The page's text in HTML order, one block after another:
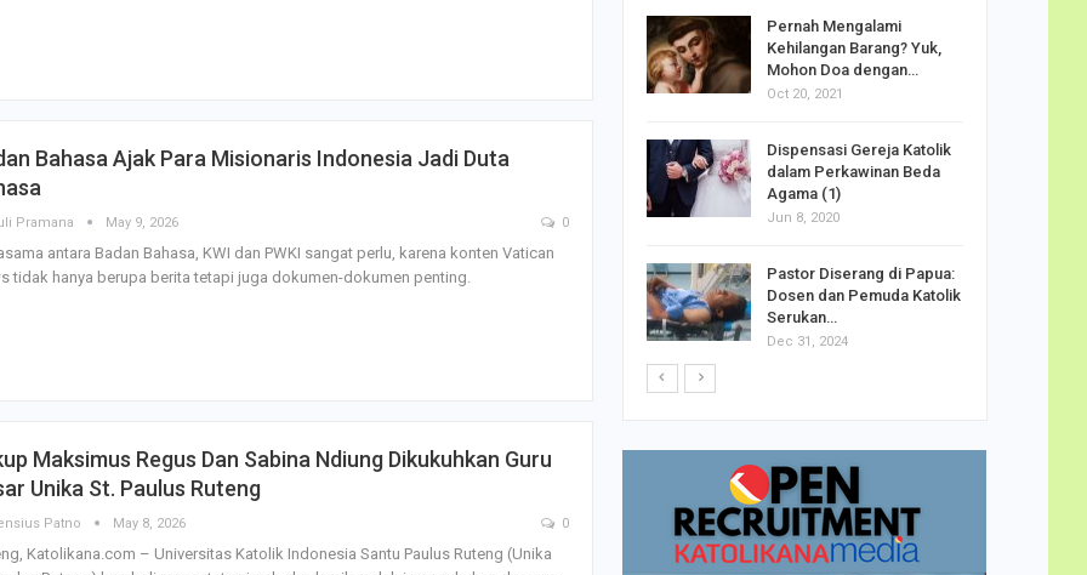
Bahasa Ajak Para Misionaris Indonesia Jadi Duta
Pramana May 9, 2026 0
antara Badan Bahasa, KWI dan PWKI sangat perlu, karena konten Vatican
tidak hanya berupa berita tetapi juga dokumen-dokumen penting.
Maksimus Regus Dan Sabina Ndiung Dikukuhkan Guru
Unika St. Paulus Ruteng
Patno May 8, 2026 0
Katolikana.com – Universitas Katolik Indonesia Santu Paulus Ruteng (Unika
Novena Tiga Salam Maria
Irene Umar Pecah Telor
sebagai Wamen
Perempuan Buddha…
Pernah Mengalami
Kehilangan Barang? Yuk,
Mohon Doa dengan…
Oct 20, 2021
Dispensasi Gereja Katolik
dalam Perkawinan Beda
Agama (1)
Jun 8, 2020
Pastor Diserang di Papua:
Dosen dan Pemuda Katolik
Serukan…
Dec 31, 2024